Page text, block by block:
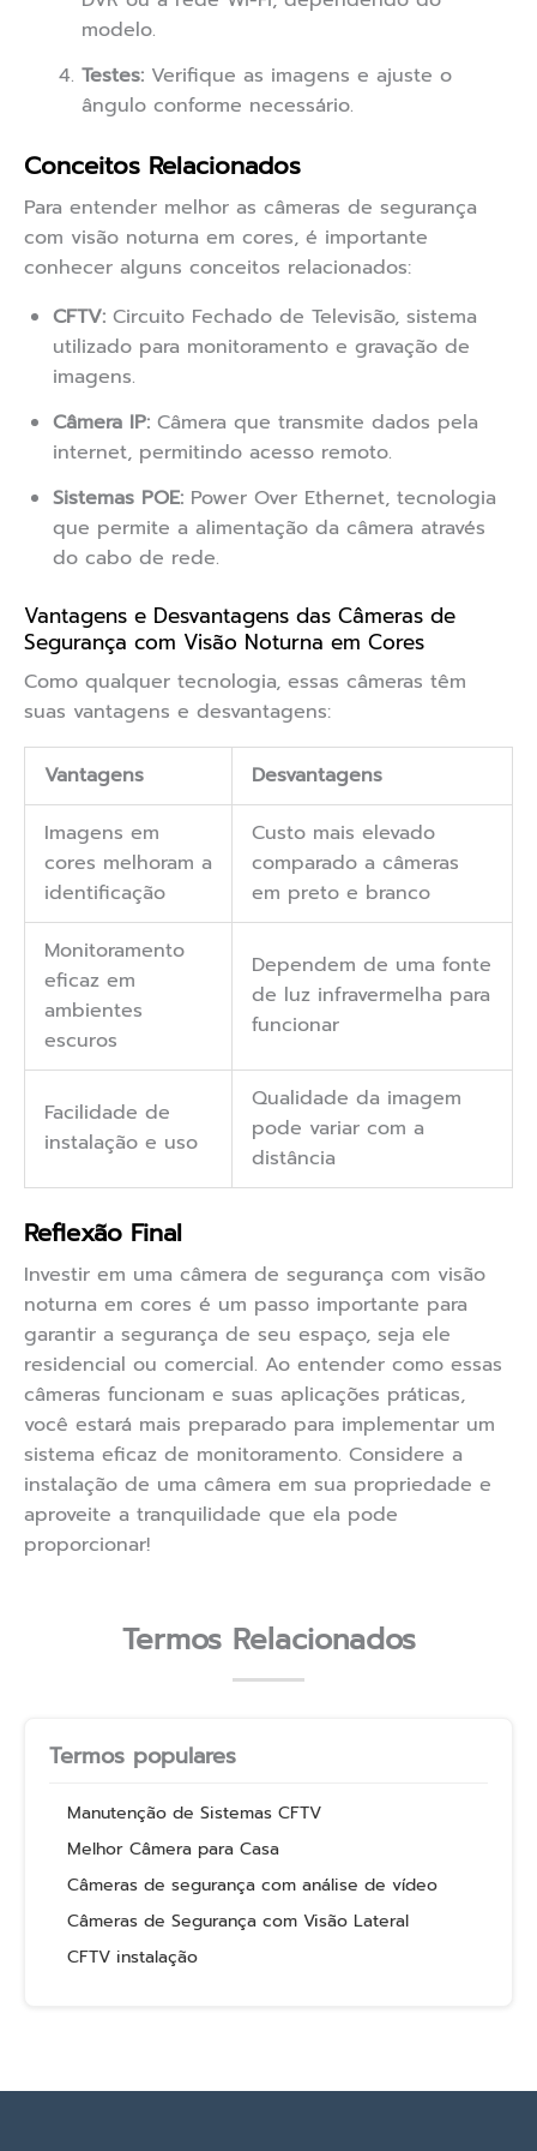
modelo.
Testes: Verifique as imagens e ajuste o
ângulo conforme necessário.
Conceitos Relacionados
Para entender melhor as câmeras de segurança
com visão noturna em cores, é importante
conhecer alguns conceitos relacionados:
CFTV: Circuito Fechado de Televisão, sistema
utilizado para monitoramento e gravação de
imagens.
Câmera IP: Câmera que transmite dados pela
internet, permitindo acesso remoto.
Sistemas POE: Power Over Ethernet, tecnologia
que permite a alimentação da câmera através
do cabo de rede.
Vantagens e Desvantagens das Câmeras de
Segurança com Visão Noturna em Cores
Como qualquer tecnologia, essas câmeras têm
suas vantagens e desvantagens:
Vantagens
Desvantagens
Imagens em
cores melhoram a
identificação
Custo mais elevado
comparado a câmeras
em preto e branco
Monitoramento
eficaz em
ambientes
escuros
Dependem de uma fonte
de luz infravermelha para
funcionar
Facilidade de
instalação e uso
Qualidade da imagem
pode variar com a
distância
Reflexão Final
Investir em uma câmera de segurança com visão
noturna em cores é um passo importante para
garantir a segurança de seu espaço, seja ele
residencial ou comercial. Ao entender como essas
câmeras funcionam e suas aplicações práticas,
você estará mais preparado para implementar um
sistema eficaz de monitoramento. Considere a
instalação de uma câmera em sua propriedade e
aproveite a tranquilidade que ela pode
proporcionar!
Termos Relacionados
Termos populares
Manutenção de Sistemas CFTV
Melhor Câmera para Casa
Câmeras de segurança com análise de vídeo
Câmeras de Segurança com Visão Lateral
CFTV instalação